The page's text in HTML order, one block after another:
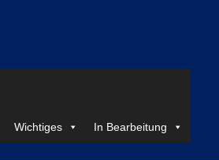
Wichtiges In Bearbeitung